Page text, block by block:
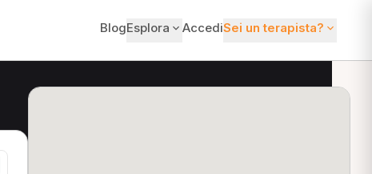
BlogEsplora AccediSei un terapista?